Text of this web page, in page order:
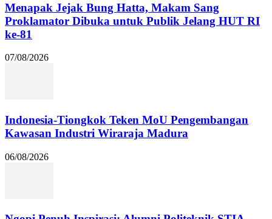
Menapak Jejak Bung Hatta, Makam Sang
Proklamator Dibuka untuk Publik Jelang HUT RI
ke-81
07/08/2026
Indonesia-Tiongkok Teken MoU Pengembangan
Kawasan Industri Wiraraja Madura
06/08/2026